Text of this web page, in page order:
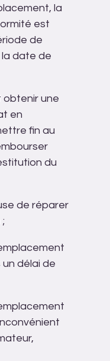
la
est
de
date de
obtenir une
en
fin au
du
de réparer
délai de